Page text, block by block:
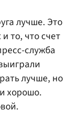
лучше. Это
то, что счет
служба
лучше, но
хорошо.